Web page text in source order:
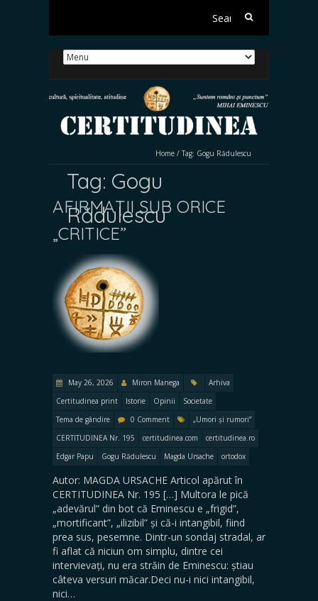
Search
Home / Tag: Gogu Rădulescu
Tag: Gogu
Rădulescu
AFIRMAȚII SUB ORICE
„CRITICE”
May 26, 2026 Miron Manega
Arhiva
Certitudinea print
Istorie Opinii
Societate
Tema de gândire
0 Comment
„Umori și rumori”
CERTITUDINEA Nr. 195
certitudinea.com
certitudinea.ro
Edgar Papu
Gogu Rădulescu Magda Ursache ortodox
Autor: MAGDA URSACHE Articol apărut în
CERTITUDINEA Nr. 195 […] Multora le pică
„adevărul” din bot că Eminescu e „frigid”,
„mortificant”, „ilizibil” și că-i intangibil, fiind
prea sus, pesemne. Dintr-un sondaj stradal, ar
fi aflat că niciun om simplu, dintre cei
intervievați, nu era străin de Eminescu: știau
câteva versuri măcar.Deci nu-i nici intangibil,
nici…